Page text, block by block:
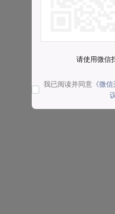
请使用微信
我已阅读并同意 《微